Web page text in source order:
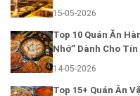
15-05-2026
Top 10 Quán Ăn
Nhớ” Dành Cho
14-05-2026
Top 15+ Quán Ăn